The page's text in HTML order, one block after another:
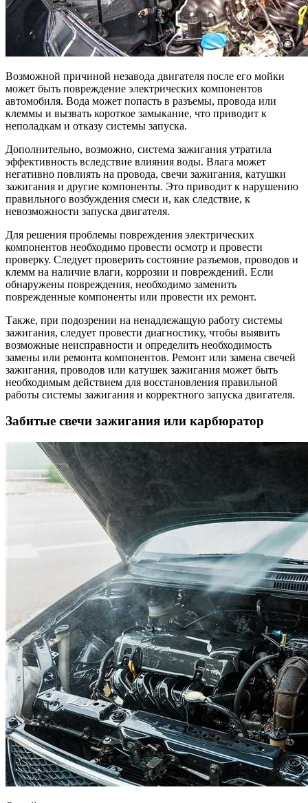
Возможной причиной незавода двигателя после его мойки
может быть повреждение электрических компонентов
автомобиля. Вода может попасть в разъемы, провода или
клеммы и вызвать короткое замыкание, что приводит к
неполадкам и отказу системы запуска.
Дополнительно, возможно, система зажигания утратила
эффективность вследствие влияния воды. Влага может
негативно повлиять на провода, свечи зажигания, катушки
зажигания и другие компоненты. Это приводит к нарушению
правильного возбуждения смеси и, как следствие, к
невозможности запуска двигателя.
Для решения проблемы повреждения электрических
компонентов необходимо провести осмотр и провести
проверку. Следует проверить состояние разъемов, проводов и
клемм на наличие влаги, коррозии и повреждений. Если
обнаружены повреждения, необходимо заменить
поврежденные компоненты или провести их ремонт.
Также, при подозрении на ненадлежащую работу системы
зажигания, следует провести диагностику, чтобы выявить
возможные неисправности и определить необходимость
замены или ремонта компонентов. Ремонт или замена свечей
зажигания, проводов или катушек зажигания может быть
необходимым действием для восстановления правильной
работы системы зажигания и корректного запуска двигателя.
Забитые свечи зажигания или карбюратор